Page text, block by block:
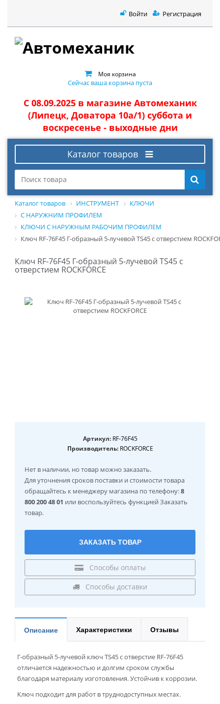
Войти Регистрация
Моя корзина
Сейчас ваша корзина пуста
С 08.09.2025 в магазине Автомеханик
(Липецк, Доватора 10а/1) суббота и
воскресенье - выходные дни
Каталог товаров
Каталог товаров ИНСТРУМЕНТ
КЛЮЧИ
С НАРУЖНИМ ПРОФИЛЕМ
КЛЮЧИ С НАРУЖНЫМ РАБОЧИМ ПРОФИЛЕМ
Ключ RF-76F45 Г-образный 5-лучевой TS45 с отверстием
Ключ RF-76F45 Г-образный 5-лучевой TS45 с
отверстием ROCKFORCE
Артикул:RF-76F45
Производитель:ROCKFORCE
Нет в наличии, но товар можно заказать.
Для уточнения сроков поставки и стоимости товара
обращайтесь к менеджеру магазина по телефону:8
800 200 48 01 или воспользуйтесь функцией Заказать
товар.
ЗАКАЗАТЬ ТОВАР
Способы оплаты
Способы доставки
Описание Характеристики Отзывы
Г-образный 5-лучевой ключ TS45 с отверстие RF-76F45
отличается надежностью и долгим сроком службы
благодаря материалу изготовления. Устойчив к коррозии.
Ключ подходит для работ в труднодоступных местах.